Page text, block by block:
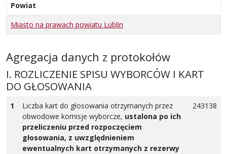
Powiat
Miasto na prawach powiatu Lublin
Agregacja danych z protokołów
I. ROZLICZENIE SPISU WYBORCÓW I KART
DO GŁOSOWANIA
1
Liczba kart do głosowania otrzymanych przez
obwodowe komisje wyborcze, ustalona po ich
przeliczeniu przed rozpoczęciem
głosowania, z uwzględnieniem
ewentualnych kart otrzymanych z rezerwy
243138